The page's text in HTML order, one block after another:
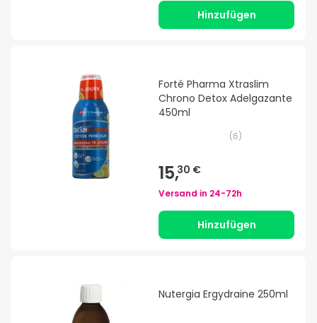
Hinzufügen
Forté Pharma Xtraslim
Chrono Detox Adelgazante
450ml
(6)
15,30 €
Versand in 24-72h
Hinzufügen
Nutergia Ergydraine 250ml